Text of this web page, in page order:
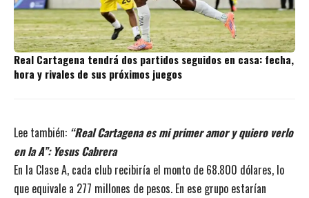
Real Cartagena tendrá dos partidos seguidos en casa: fecha,
hora y rivales de sus próximos juegos
Lee también: “Real Cartagena es mi primer amor y quiero verlo
en la A”: Yesus Cabrera
En la Clase A, cada club recibiría el monto de 68.800 dólares, lo
que equivale a 277 millones de pesos. En ese grupo estarían